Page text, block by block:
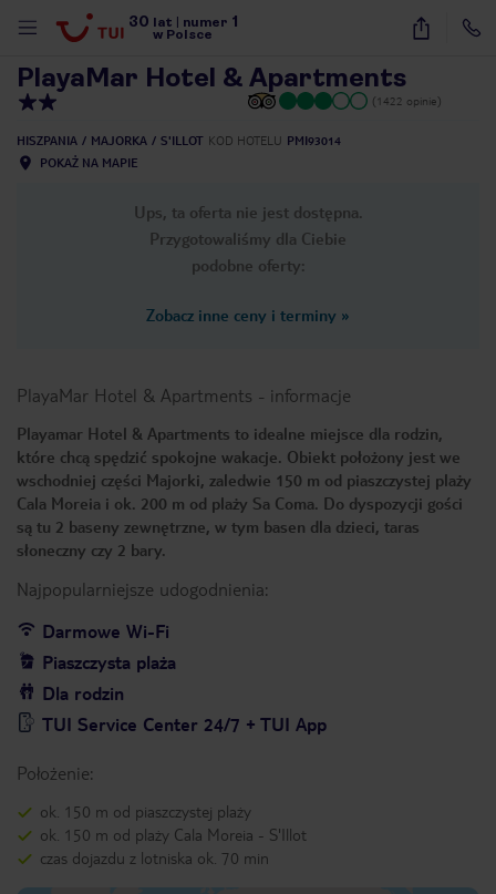
30 lat numer 1
w Polsce
31
PlayaMar Hotel & Apartments
(1422 opinie)
HISZPANIA MAJORKA S'ILLOT KOD HOTELU PMI93014
POKAŻ NA MAPIE
Ups, ta oferta nie jest dostępna.
Przygotowaliśmy dla Ciebie
podobne oferty:
Zobacz inne ceny i terminy »
PlayaMar Hotel & Apartments - informacje
Playamar Hotel & Apartments to idealne miejsce dla rodzin,
które chcą spędzić spokojne wakacje. Obiekt położony jest we
wschodniej części Majorki, zaledwie 150 m od piaszczystej plaży
Cala Moreia i ok. 200 m od plaży Sa Coma. Do dyspozycji gości
są tu 2 baseny zewnętrzne, w tym basen dla dzieci, taras
słoneczny czy 2 bary.
Najpopularniejsze udogodnienia:
Darmowe Wi-Fi
Piaszczysta plaża
Dla rodzin
TUI Service Center 24/7 + TUI App
Położenie:
ok. 150 m od piaszczystej plaży
ok. 150 m od plaży Cala Moreia - S'Illot
czas dojazdu z lotniska ok. 70 min